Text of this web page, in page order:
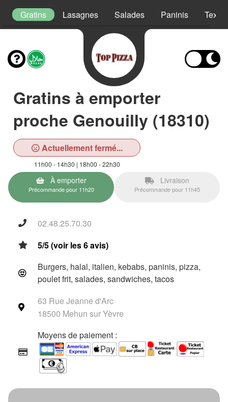
Gratins Lasagnes Salades Paninis Tex
Gratins à emporter
proche Genouilly (18310)
Actuellement fermé...
11h00 - 14h30 | 18h00 - 22h30
À emporter
Précommande pour 11h20
Livraison
Précommande pour 11h45
02.48.25.70.30
5/5 (voir les 6 avis)
Burgers, halal, italien, kebabs, paninis, pizza,
poulet frit, salades, sandwiches, tacos
63 Rue Jeanne d'Arc
18500 Mehun sur Yèvre
Moyens de paiement :